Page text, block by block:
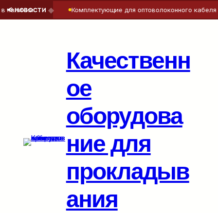
Качественн
ое
оборудова
ние для
прокладыв
ания
📢 НОВОСТИ
◆ Комплектующие для оптоволоконного кабеля —